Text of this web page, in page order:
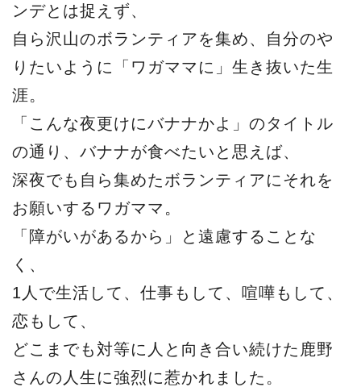
ンデとは捉えず、
自ら沢山のボランティアを集め、自分のや
りたいように「ワガママに」生き抜いた生
涯。
「こんな夜更けにバナナかよ」のタイトル
の通り、バナナが食べたいと思えば、
深夜でも自ら集めたボランティアにそれを
お願いするワガママ。
「障がいがあるから」と遠慮することな
く、
1人で生活して、仕事もして、喧嘩もして、
恋もして、
どこまでも対等に人と向き合い続けた鹿野
さんの人生に強烈に惹かれました。